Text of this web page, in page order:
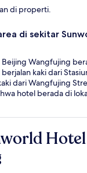
di properti.
di sekitar
Wangfujing
kaki dari
dari Wangfujing
hotel berada di